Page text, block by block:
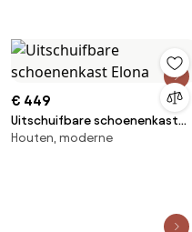
€ 449
Uitschuifbare schoenenkast
Elona
Houten, moderne